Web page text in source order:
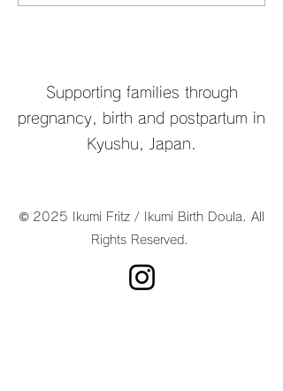
Supporting families through
pregnancy, birth and postpartum in
Kyushu, Japan.
© 2025 Ikumi Fritz / Ikumi Birth Doula. All
Rights Reserved.